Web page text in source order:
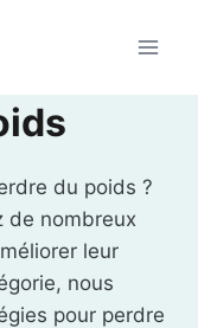
du poids ?
de nombreux
leur
nous
pour perdre